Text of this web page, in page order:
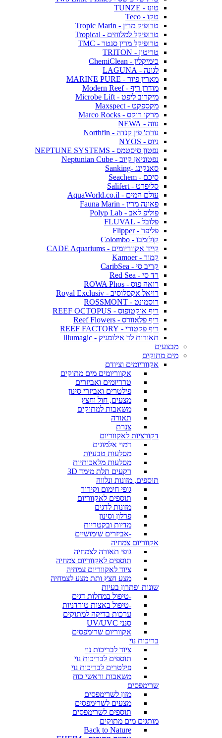
טונז - TUNZE
טקו - Teco
טרופיק מרין - Tropic Marin
טרופיקל למלוחים - Tropical
טרופיקל מרין סנטר - TMC
טריטון - TRITON
כימיקלין - ChemiClean
לגונה - LAGUNA
מארין פיור - MARINE PURE
מודרן ריף - Modern Reef
מיקרוב ליפט - Microbe Lift
מקספקט - Maxspect
מרקו רוקס - Marco Rocks
נווה - NEWA
נורת' פין קנדה - Northfin
ניוס - NYOS
נפטון סיסטמס - NEPTUNE SYSTEMS
נפטוניאן קיוב - Neptunian Cube
סאנקינג -Sanking
סיכם - Seachem
סליפרט - Salifert
עולם המים - AquaWorld.co.il
פאונה מרין - Fauna Marin
פוליפ לאב - Polyp Lab
פלובל - FLUVAL
פליפר - Flipper
קולומבו - Colombo
קייד אקווריומים - CADE Aquariums
קמור - Kamoer
קריב סי - CaribSea
רד סי - Red Sea
רואה פוס - ROWA Phos
רויאל אקסלוסיב - Royal Exclusiv
רוסמונט - ROSSMONT
ריף אוקטופוס - REEF OCTOPUS
ריף פלאוורס - Reef Flowers
ריף פקטורי - REEF FACTORY
תאורות לד אילומגיק - Illumagic
מבצעים
מים מתוקים
אקווריומים וציודם
אקווריומים מים מתוקים
טרריומים ואביזרים
פילטרים ואביזרי סינון
מצעים, חול וחצץ
משאבות למתוקים
תאורה
צנרת
דקורציות לאקווריום
דמוי אלמוגים
מסלעות טבעיות
מסלעות מלאכותיות
רקעים תלת מימד 3D
תוספים, מזונות ונלווה
גופי חימום וקירור
תוספים לאקווריום
מזונות לדגים
פרלון וסינון
מדיות ובקטריות
-אביזרים שימושיים
אקווריום צמחיה
גופי תאורה לצמחיה
תוספים לאקווריום צמחיה
ציוד לאקווריום צמחיה
מצע חצץ ותת מצע לצמחיה
שונות ופתרון בעיות
-טיפול במחלות דגים
-טיפול באצות טורדניות
ערכות בדיקה למתוקים
סנני UV/UVC
אקווריום שרימפסים
בריכות נוי
ציוד לבריכות נוי
תוספים לבריכות נוי
פילטרים לבריכות נוי
משאבות וראשי כוח
שרימפסים
מזון לשרימפסים
מצעים לשרימפסים
תוספים לשרימפסים
מותגים מים מתוקים
Back to Nature